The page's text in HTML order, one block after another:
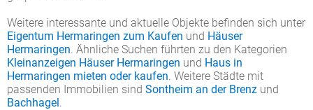
Weitere interessante und aktuelle Objekte befinden sich unter
Eigentum Hermaringen zum Kaufen und Häuser
Hermaringen. Ähnliche Suchen führten zu den Kategorien
Kleinanzeigen Häuser Hermaringen und Haus in
Hermaringen mieten oder kaufen. Weitere Städte mit
passenden Immobilien sind Sontheim an der Brenz und
Bachhagel.